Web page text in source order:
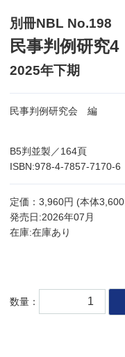
別冊NBL No.198
民事判例研究4
2025年下期
民事判例研究会 編
B5判並製／164頁
ISBN:978-4-7857-7170-6
定価：3,960円 (本体
発売日:2026年07月
在庫:在庫あり
数量：